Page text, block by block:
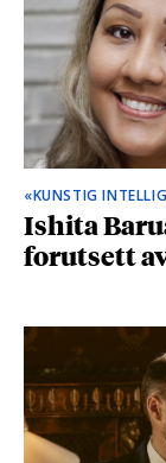
«KUNSTIG
Ishita
forutsett